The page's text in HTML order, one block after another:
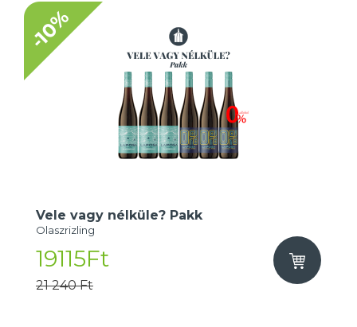
-10%
Vele vagy nélküle? Pakk
Olaszrizling
19115Ft
21 240 Ft